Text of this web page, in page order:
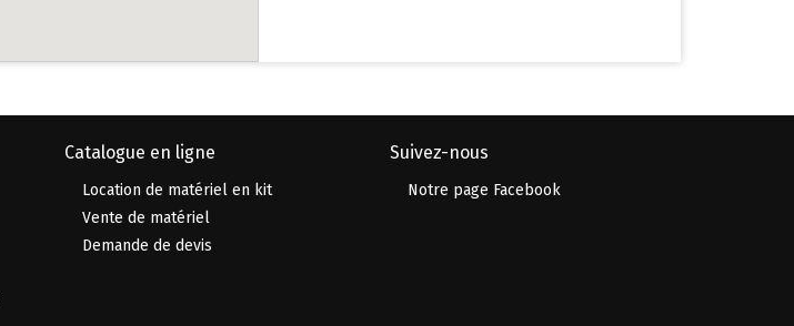
Catalogue en ligne
Location de matériel en kit
Vente de matériel
Demande de devis
Suivez-nous
Notre page Facebook